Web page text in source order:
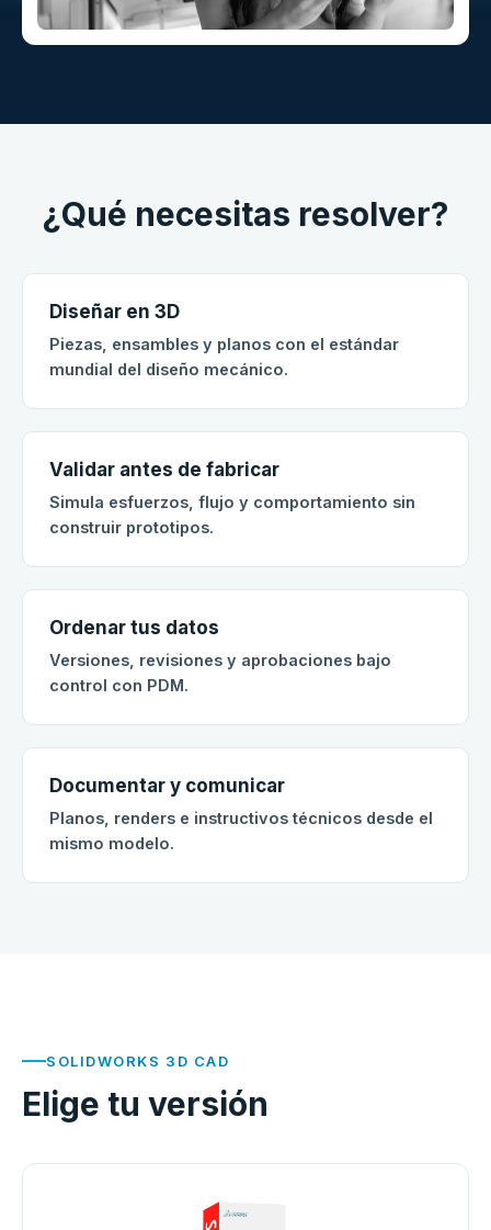
¿Qué necesitas resolver?
Diseñar en 3D
Piezas, ensambles y planos con el estándar
mundial del diseño mecánico.
Validar antes de fabricar
Simula esfuerzos, flujo y comportamiento sin
construir prototipos.
Ordenar tus datos
Versiones, revisiones y aprobaciones bajo
control con PDM.
Documentar y comunicar
Planos, renders e instructivos técnicos desde el
mismo modelo.
SOLIDWORKS 3D CAD
Elige tu versión